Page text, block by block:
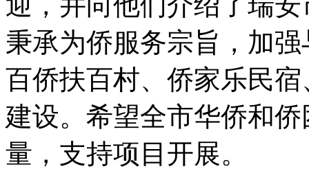
秉承为侨服务宗旨，加
百侨扶百村、侨家乐民
建设。希望全市华侨和侨
量，支持项目开展。